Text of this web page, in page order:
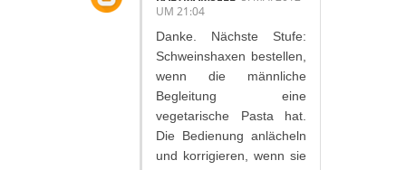
UM 21:04
Danke. Nächste Stufe:
Schweinshaxen bestellen,
wenn die männliche
Begleitung eine
vegetarische Pasta hat.
Die Bedienung anlächeln
und korrigieren, wenn sie